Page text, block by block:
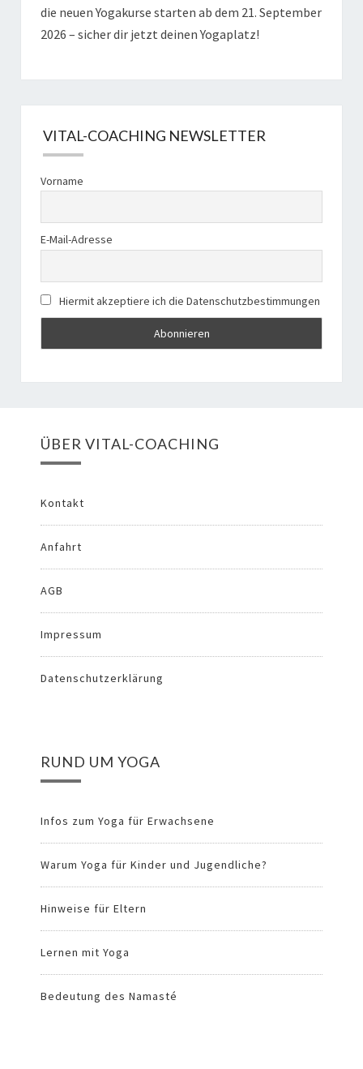
die neuen Yogakurse starten ab dem 21. September
2026 – sicher dir jetzt deinen Yogaplatz!
VITAL-COACHING NEWSLETTER
Vorname
E-Mail-Adresse
Hiermit akzeptiere ich die Datenschutzbestimmungen
ÜBER VITAL-COACHING
Kontakt
Anfahrt
AGB
Impressum
Datenschutzerklärung
RUND UM YOGA
Infos zum Yoga für Erwachsene
Warum Yoga für Kinder und Jugendliche?
Hinweise für Eltern
Lernen mit Yoga
Bedeutung des Namasté